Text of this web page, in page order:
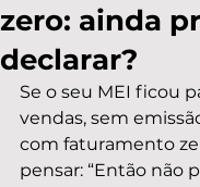
zero: ainda
declarar?
Se o seu MEI ficou
vendas, sem
com faturamento
pensar: “Então não